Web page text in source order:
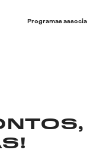
Programas